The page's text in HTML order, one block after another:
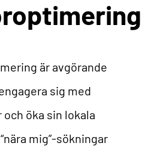
är avgörande
sig med
öka sin lokala
mig”-sökningar